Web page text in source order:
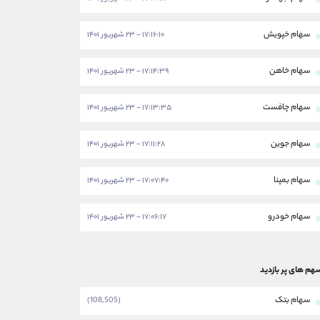
سهام خپویش ۱۷:۱۶:۱۰ - ۲۳ شهریور ۱۴۰۱
سهام خاهن ۱۷:۱۴:۳۹ - ۲۳ شهریور ۱۴۰۱
سهام چافست ۱۷:۱۳:۳۵ - ۲۳ شهریور ۱۴۰۱
سهام جوین ۱۷:۱۱:۲۸ - ۲۳ شهریور ۱۴۰۱
سهام بمپنا ۱۷:۰۷:۴۰ - ۲۳ شهریور ۱۴۰۱
سهام خودرو ۱۷:۰۶:۱۷ - ۲۳ شهریور ۱۴۰۱
های پر بازدید
سهام بتک (108,505)